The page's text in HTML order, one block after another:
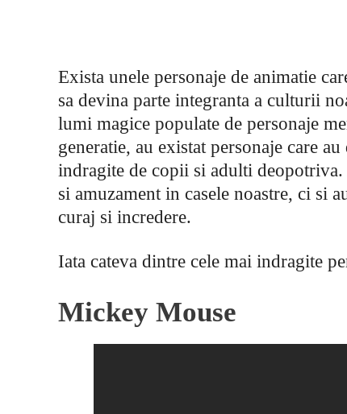
Exista unele personaje de animatie
sa devina parte integranta a culturii
lumi magice populate de personaje
generatie, au existat personaje care
indragite de copii si adulti deopotriva.
si amuzament in casele noastre, ci si
curaj si incredere.
Iata cateva dintre cele mai indragite
Mickey Mouse